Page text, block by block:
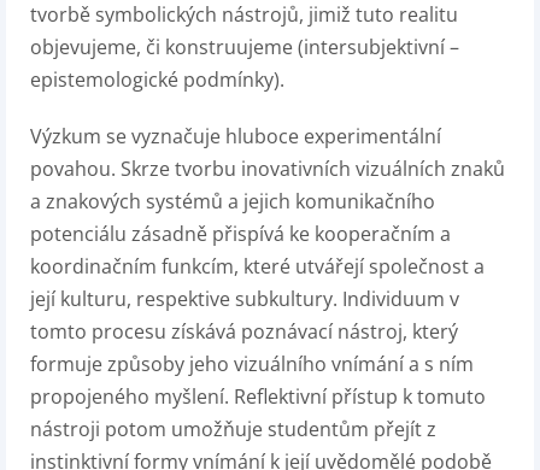
tvorbě symbolických nástrojů, jimiž tuto realitu
objevujeme, či konstruujeme (intersubjektivní –
epistemologické podmínky).
Výzkum se vyznačuje hluboce experimentální
povahou. Skrze tvorbu inovativních vizuálních znaků
a znakových systémů a jejich komunikačního
potenciálu zásadně přispívá ke kooperačním a
koordinačním funkcím, které utvářejí společnost a
její kulturu, respektive subkultury. Individuum v
tomto procesu získává poznávací nástroj, který
formuje způsoby jeho vizuálního vnímání a s ním
propojeného myšlení. Reflektivní přístup k tomuto
nástroji potom umožňuje studentům přejít z
instinktivní formy vnímání k její uvědomělé podobě